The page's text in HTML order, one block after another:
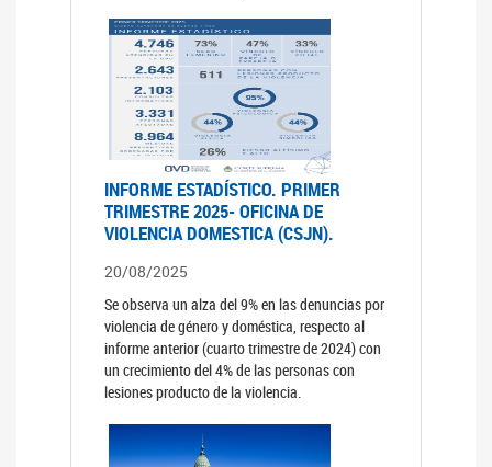
INFORME ESTADÍSTICO. PRIMER
TRIMESTRE 2025- OFICINA DE
VIOLENCIA DOMESTICA (CSJN).
20/08/2025
Se observa un alza del 9% en las denuncias por
violencia de género y doméstica, respecto al
informe anterior (cuarto trimestre de 2024) con
un crecimiento del 4% de las personas con
lesiones producto de la violencia.